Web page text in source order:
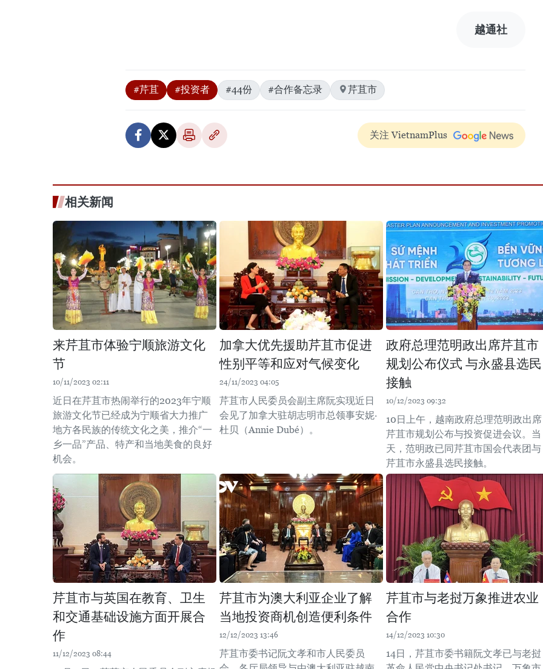
越通社
#芹苴 #投资者 #44份 #合作备忘录 芹苴市
关注 VietnamPlus
相关新闻
来芹苴市体验宁顺旅游文化
节
10/11/2023 02:11
近日在芹苴市热闹举行的2023年宁顺
旅游文化节已经成为宁顺省大力推广
地方各民族的传统文化之美，推介“一
乡一品”产品、特产和当地美食的良好
机会。
加拿大优先援助芹苴市促进
性别平等和应对气候变化
24/11/2023 04:05
芹苴市人民委员会副主席阮实现近日
会见了加拿大驻胡志明市总领事安妮·
杜贝（Annie Dubé）。
政府总理范明政出席芹苴市
规划公布仪式 与永盛县选民
接触
10/12/2023 09:32
10日上午，越南政府总理范明政出席
芹苴市规划公布与投资促进会议。当
天，范明政已同芹苴市国会代表团与
芹苴市永盛县选民接触。
芹苴市与英国在教育、卫生
和交通基础设施方面开展合
作
11/12/2023 08:44
芹苴市为澳大利亚企业了解
当地投资商机创造便利条件
12/12/2023 13:46
芹苴市委书记阮文孝和市人民委员
芹苴市与老挝万象推进农业
合作
14/12/2023 10:30
14日，芹苴市委书籍阮文孝已与老挝